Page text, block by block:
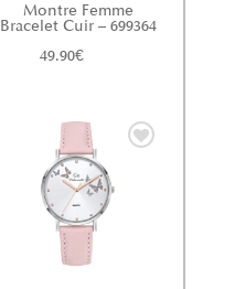
Montre Femme
Bracelet Cuir – 699364
49.90€